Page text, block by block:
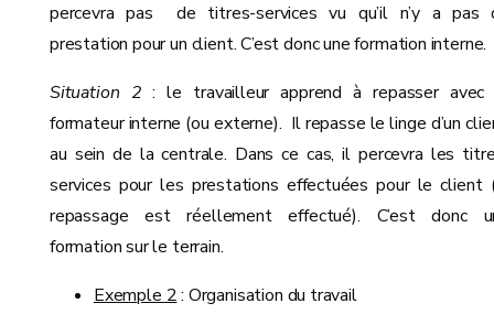
percevra pas de titres-services vu qu’il n’y a pas
prestation pour un client. C’est donc une formation interne.
Situation 2 : le travailleur apprend à repasser
formateur interne (ou externe). Il repasse le linge d’un
au sein de la centrale. Dans ce cas, il percevra les
services pour les prestations effectuées pour le client
repassage est réellement effectué). C’est donc
formation sur le terrain.
Exemple 2: Organisation du travail